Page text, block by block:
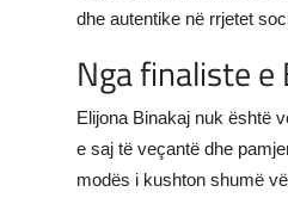
dhe autentike në rrjetet
Nga finaliste
Elijona Binakaj nuk është
e saj të veçantë dhe
modës i kushton shumë